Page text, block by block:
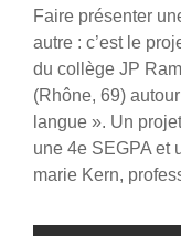
Faire présenter
autre : c’est le
du collège JP
(Rhône, 69)
langue ». Un
une 4e SEGPA et
marie Kern,